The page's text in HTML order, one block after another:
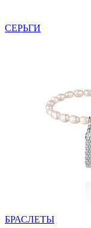
СЕРЬГИ
БРАСЛЕТЫ